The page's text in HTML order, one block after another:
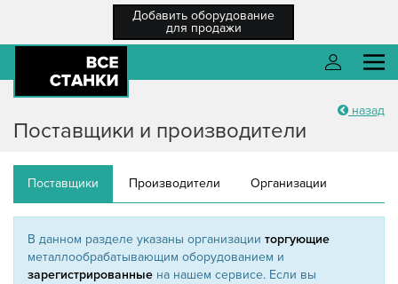
Добавить оборудование
для продажи
О компании
Разместить ТЗ
Новости
Войти
Войти
назад
Поставщики и производители
Поставщики Производители Организации
В данном разделе указаны организации торгующие
металлообрабатывающим оборудованием и
зарегистрированные на нашем сервисе. Если вы